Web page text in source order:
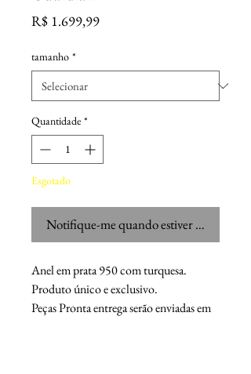
R$ 1.699,99Preço
tamanho *
Quantidade *
Esgotado
Notifique-me quando estiver disponível
Anel em prata 950 com turquesa.
Produto único e exclusivo.
Peças Pronta entrega serão enviadas em